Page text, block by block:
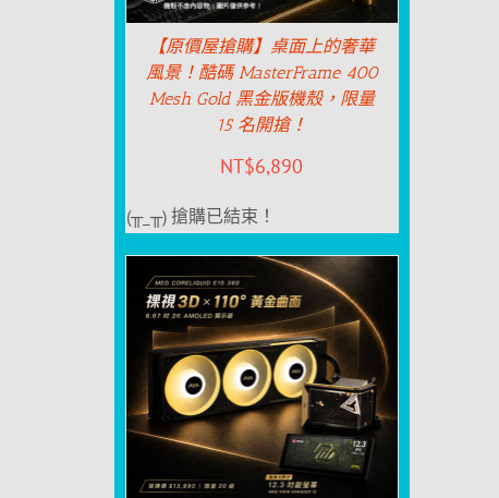
【原價屋搶購】桌面上的奢華
風景！酷碼 MasterFrame 400
Mesh Gold 黑金版機殼，限量
15 名開搶！
NT$6,890
(╥_╥) 搶購已結束！